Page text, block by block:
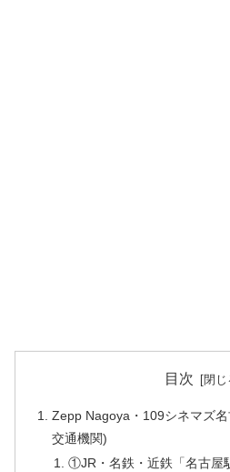
目次
Zepp Nagoya・109シネマズ
交通機関)
①JR・名鉄・近鉄「名古屋